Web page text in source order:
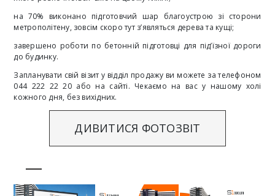
на 70% виконано підготовчий шар благоустрою зі сторони
метрополітену, зовсім скоро тут з’являться дерева та кущі;
завершено роботи по бетонній підготовці для під’їзної дороги
до будинку.
Запланувати свій візит у відділ продажу ви можете за телефоном
044 222 22 20 або на сайті. Чекаємо на вас у нашому холі
кожного дня, без вихідних.
ДИВИТИСЯ ФОТОЗВІТ